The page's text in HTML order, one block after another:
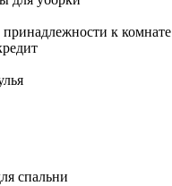
к комнате
спальни